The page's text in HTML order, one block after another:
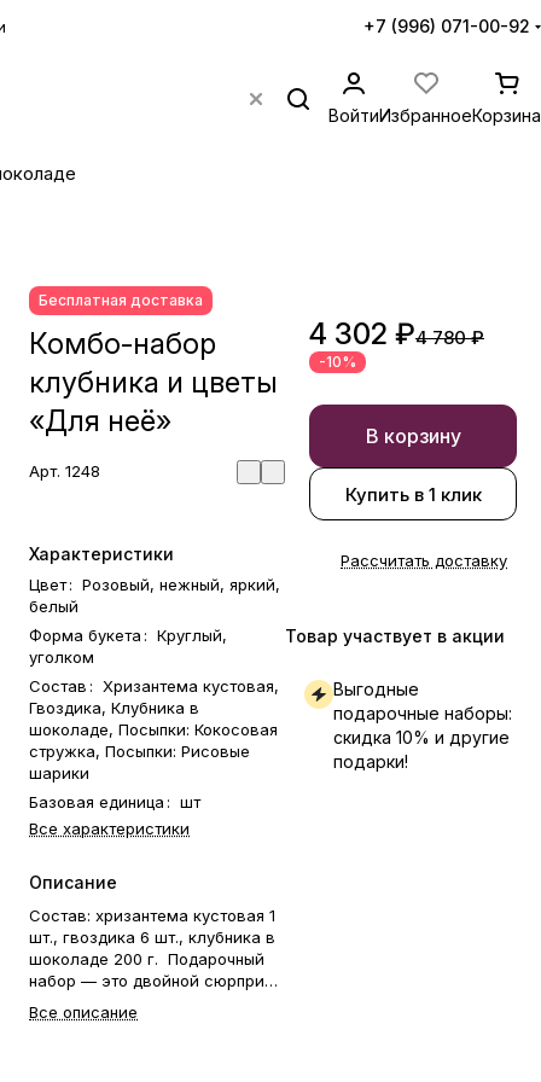
+7 (996) 071-00-92
ВойтиИзбранноеКорзина
Бесплатная доставка
Комбо-набор
клубника и цветы
«Для неё»
Арт. 1248
Характеристики
Цвет: Розовый, нежный, яркий,
белый
Форма букета : Круглый,
уголком
Состав : Хризантема кустовая,
Гвоздика, Клубника в
шоколаде, Посыпки: Кокосовая
стружка, Посыпки: Рисовые
шарики
Базовая единица : шт
Все характеристики
Описание
Состав: хризантема кустовая 1
шт., гвоздика 6 шт., клубника в
шоколаде 200 г. Подарочный
набор — это двойной сюрприз
оригинальный подарок
Все описание
4 302 ₽4 780 ₽
-10%
В корзину
Купить в 1 клик
Рассчитать доставку
Товар участвует в акции
Выгодные
подарочные наборы:
скидка 10% и другие
подарки!